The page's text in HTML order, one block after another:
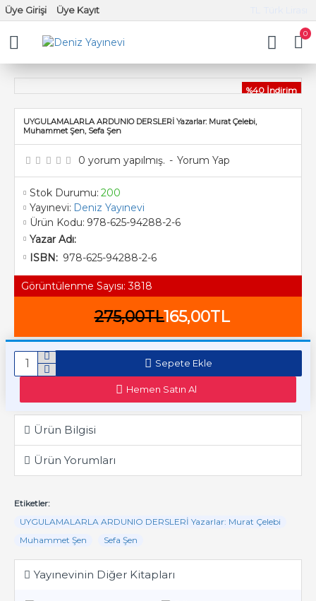
Üye Girişi Üye Kayıt
0
%40 İndirim
UYGULAMALARLA ARDUNIO DERSLERİ Yazarlar: Murat Çelebi,
Muhammet Şen, Sefa Şen
Stok Durumu: 200
Yayınevi: Deniz Yayınevi
Ürün Kodu: 978-625-94288-2-6
Yazar Adı:
ISBN: 978-625-94288-2-6
Görüntülenme Sayısı: 3818
0 yorum yapılmış. - Yorum Yap
165,00TL
275,00TL
Sepete Ekle
Hemen Satın Al
Ürün Bilgisi
Ürün Yorumları
Etiketler:
UYGULAMALARLA ARDUNIO DERSLERİ Yazarlar: Murat Çelebi
Muhammet Şen
Sefa Şen
Yayınevinin Diğer Kitapları